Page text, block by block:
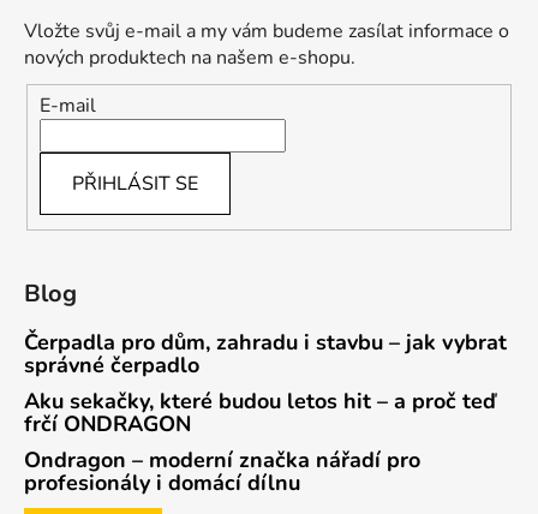
Vložte svůj e-mail a my vám budeme zasílat informace o
nových produktech na našem e-shopu.
E-mail
PŘIHLÁSIT SE
Blog
Čerpadla pro dům, zahradu i stavbu – jak vybrat
správné čerpadlo
Aku sekačky, které budou letos hit – a proč teď
frčí ONDRAGON
Ondragon – moderní značka nářadí pro
profesionály i domácí dílnu